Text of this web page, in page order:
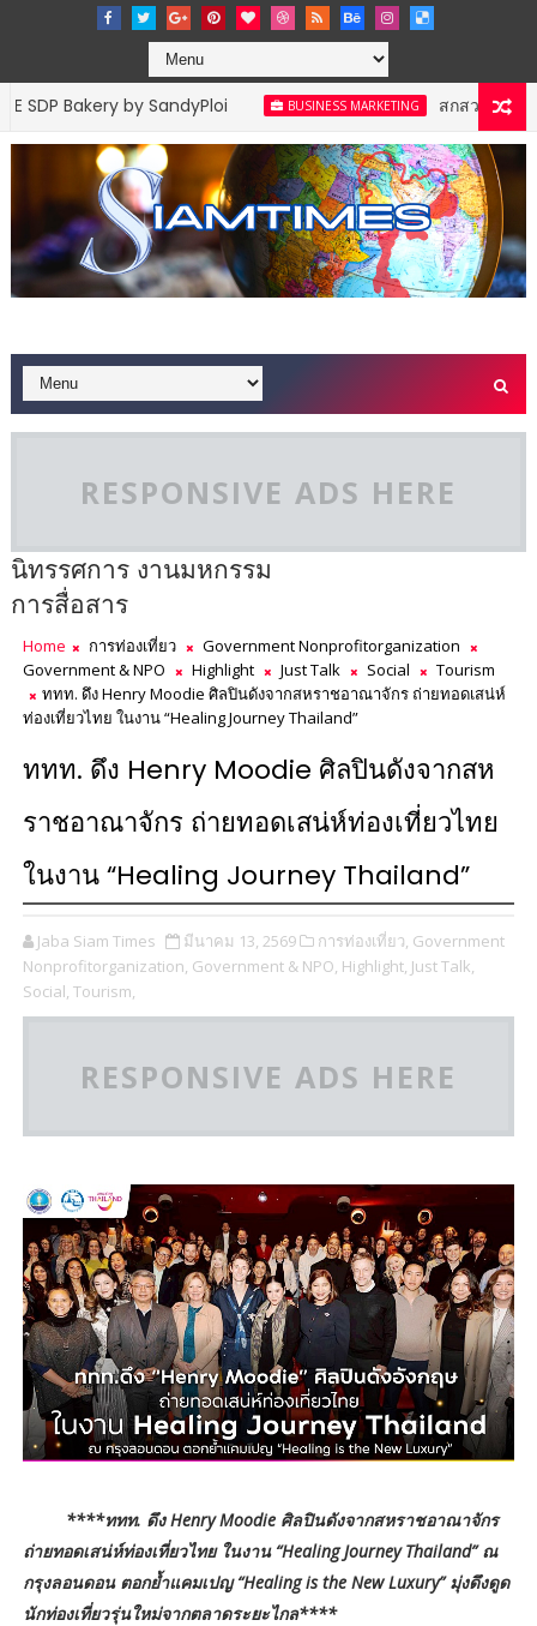
by SandyPloi BUSINESS MARKETING สกสว. ผนึก DIP คิกออฟมหก
RESPONSIVE ADS HERE
นิทรรศการ งานมหกรรม
การสื่อสาร
Home การท่องเที่ยว
Government Nonprofitorganization
Government & NPO
Highlight Just Talk Social
Tourism
ททท. ดึง Henry Moodie ศิลปินดังจากสหราชอาณาจักร ถ่ายทอดเสน่ห์
ท่องเที่ยวไทย ในงาน “Healing Journey Thailand”
ททท. ดึง Henry Moodie ศิลปินดังจากสห
ราชอาณาจักร ถ่ายทอดเสน่ห์ท่องเที่ยวไทย
ในงาน “Healing Journey Thailand”
Jaba Siam Times มีนาคม 13, 2569 การท่องเที่ยว, Government
Nonprofitorganization, Government & NPO, Highlight, Just Talk,
Social, Tourism,
RESPONSIVE ADS HERE
****ททท. ดึง Henry Moodie ศิลปินดังจากสหราชอาณาจักร
ถ่ายทอดเสน่ห์ท่องเที่ยวไทย ในงาน “Healing Journey Thailand” ณ
กรุงลอนดอน ตอกย้ำแคมเปญ “Healing is the New Luxury” มุ่งดึงดูด
นักท่องเที่ยวรุ่นใหม่จากตลาดระยะไกล****